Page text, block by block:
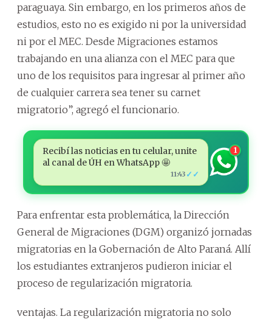
paraguaya. Sin embargo, en los primeros años de
estudios, esto no es exigido ni por la universidad
ni por el MEC. Desde Migraciones estamos
trabajando en una alianza con el MEC para que
uno de los requisitos para ingresar al primer año
de cualquier carrera sea tener su carnet
migratorio”, agregó el funcionario.
Recibí las noticias en tu celular, unite
al canal de ÚH en WhatsApp 🤩
11:43 ✓✓
1
Para enfrentar esta problemática, la Dirección
General de Migraciones (DGM) organizó jornadas
migratorias en la Gobernación de Alto Paraná. Allí
los estudiantes extranjeros pudieron iniciar el
proceso de regularización migratoria.
ventajas. La regularización migratoria no solo